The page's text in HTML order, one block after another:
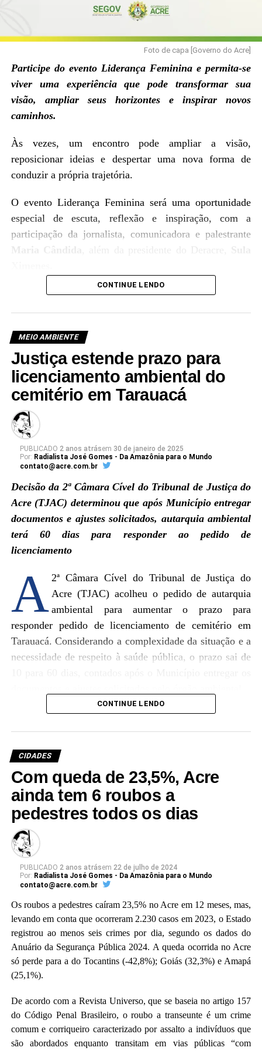
Foto de capa [Governo do Acre]
Participe do evento Liderança Feminina e permita-se
viver uma experiência que pode transformar sua
visão, ampliar seus horizontes e inspirar novos
caminhos.
Às vezes, um encontro pode ampliar a visão,
reposicionar ideias e despertar uma nova forma de
conduzir a própria trajetória.
O evento Liderança Feminina será uma oportunidade
especial de escuta, reflexão e inspiração, com a
participação da jornalista, comunicadora e palestrante
Ver essa foto no Instagram
Uma conversa atual e necessária sobre liderança,
protagonismo feminino, transformação do mundo do
trabalho, impacto do digital e novas possibilidades para
o presente e para o futuro.
Local:Ginásio Ruynet Lima de Matos, Tarauacá/AC
Data:8 de abril
Horário: a partir das 17h30
Entrada gratuita e aberta ao público.
CONTINUE LENDO
MEIO AMBIENTE
Justiça estende prazo para
licenciamento ambiental do
cemitério em Tarauacá
PUBLICADO 2 anos atrásem 30 de janeiro de 2025
Por: Radialista José Gomes - Da Amazônia para o Mundo
contato@acre.com.br
Decisão da 2ª Câmara Cível do Tribunal de Justiça do
Acre (TJAC) determinou que após Município entregar
documentos e ajustes solicitados, autarquia ambiental
terá 60 dias para responder ao pedido de
licenciamento
A 2ª Câmara Cível do Tribunal de Justiça do
Acre (TJAC) acolheu o pedido de autarquia
ambiental para aumentar o prazo para
responder pedido de licenciamento de cemitério em
Tarauacá. Considerando a complexidade da situação e a
necessidade de respeito à saúde pública, o prazo sai de
A autarquia requerida tinha recebido o prazo de 10 dias
para providenciar o encerramento do pedido de licença
do cemitério, sob pena de multa diária de R$ 10 mil,
limitado para R$ 50 mil. Contudo, a requerida entrou
com recurso expondo a necessidade ampliar o prazo
para executar o trabalho, devido à complexidade da
situação.
Cemitério de Tarauacá [créditos: Acre.com.br]
O pedido para aumentar o prazo foi acolhido pelo
Colegiado, mas foi mantida a aplicação de multa para o
caso de descumprimento da ordem judicial. O relator do
CONTINUE LENDO
CIDADES
Com queda de 23,5%, Acre
ainda tem 6 roubos a
pedestres todos os dias
PUBLICADO 2 anos atrásem 22 de julho de 2024
Por: Radialista José Gomes - Da Amazônia para o Mundo
contato@acre.com.br
Os roubos a pedestres caíram 23,5% no Acre em 12 meses, mas,
levando em conta que ocorreram 2.230 casos em 2023, o Estado
registrou ao menos seis crimes por dia, segundo os dados do
Anuário da Segurança Pública 2024. A queda ocorrida no Acre
só perde para a do Tocantins (-42,8%); Goiás (32,3%) e Amapá
(25,1%).
De acordo com a Revista Universo, que se baseia no artigo 157
do Código Penal Brasileiro, o roubo a transeunte é um crime
comum e corriqueiro caracterizado por assalto a indivíduos que
são abordados enquanto transitam em vias públicas “com